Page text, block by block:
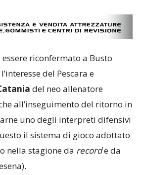
riconfermato a Busto
del Pescara e
del neo allenatore
all’inseguimento del ritorno in
uno degli interpreti difensivi
il sistema di gioco adottato
nella stagione da recorde da
del Cesena).